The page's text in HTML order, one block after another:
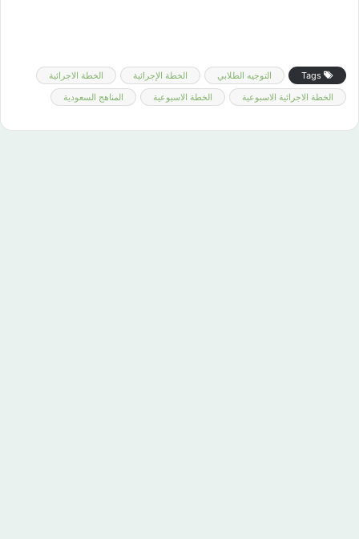
التوجيه الطلابي الخطة الإجرائية
الخطة الاجرائية
الخطة الاجرائية الاسبوعية
الخطة الاسبوعية المناهج السعودية